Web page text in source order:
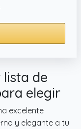
de
elegir
excelente
y elegante a tu